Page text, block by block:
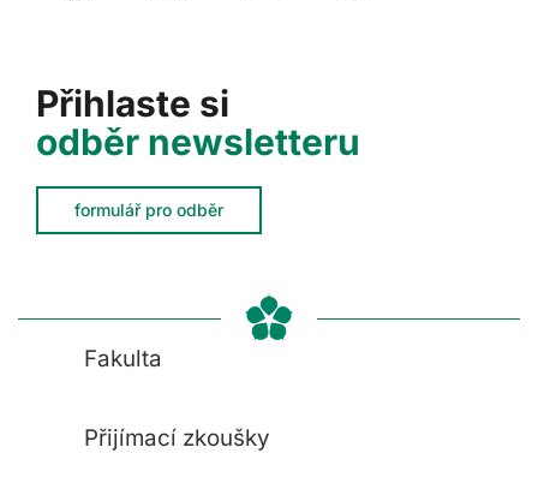
Přihlaste si
odběr newsletteru
formulář pro odběr
Fakulta
Přijímací zkoušky